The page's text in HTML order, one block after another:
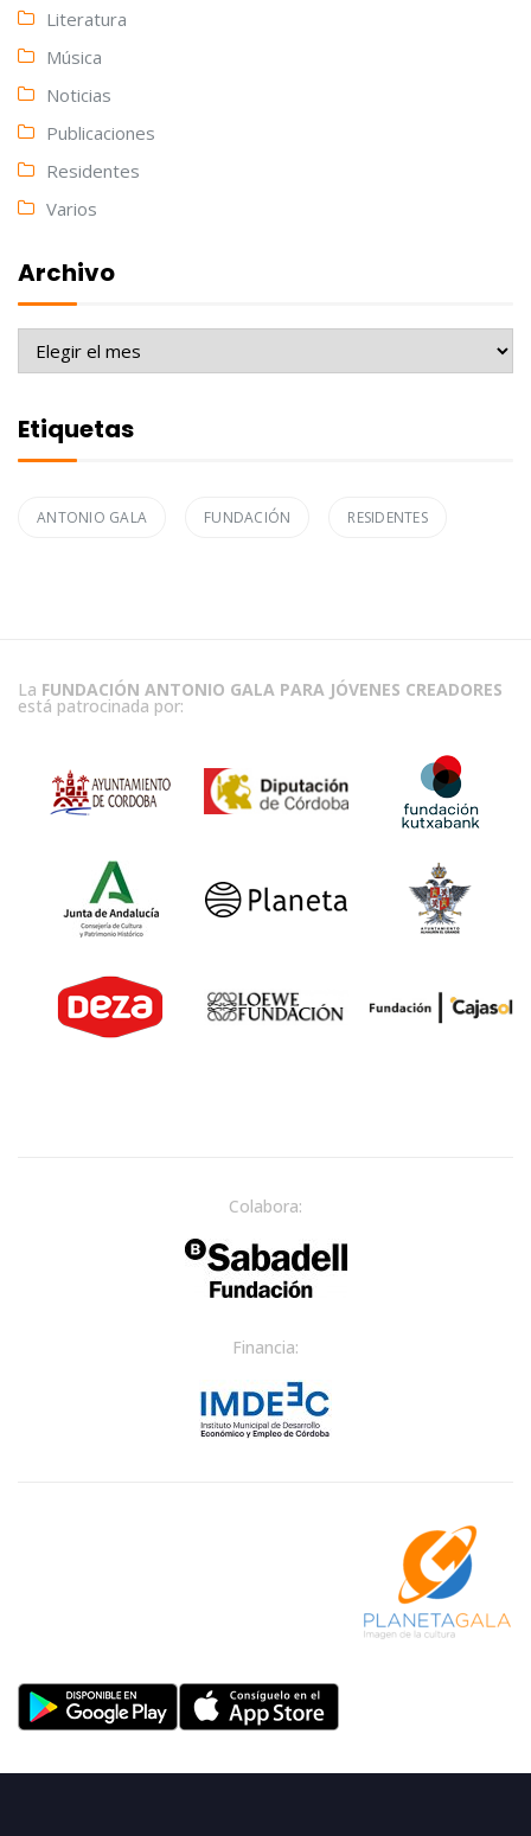
Literatura
Música
Noticias
Publicaciones
Residentes
Varios
Archivo
Archivo
Etiquetas
ANTONIO GALA FUNDACIÓN RESIDENTES
La FUNDACIÓN ANTONIO GALA PARA JÓVENES CREADORES
está patrocinada por:
Colabora:
Financia: